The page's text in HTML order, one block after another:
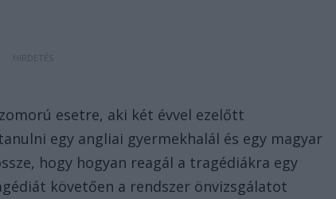
esetre, aki két évvel ezelőtt
egy angliai gyermekhalál és egy magyar
hogy hogyan reagál a tragédiákra egy
követően a rendszer önvizsgálatot